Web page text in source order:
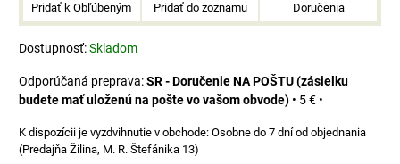
Pridať k Obľúbeným Pridať do zoznamu Doručenia
Dostupnosť:Skladom
SR - Doručenie NA POŠTU (zásielku
budete mať uloženú na pošte vo vašom obvode) • 5 € •
Osobne do 7 dní od objednania
(Predajňa Žilina, M. R. Štefánika 13)